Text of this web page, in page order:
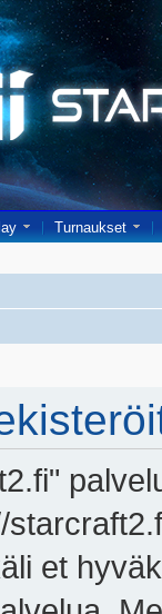
Turnaukset
et